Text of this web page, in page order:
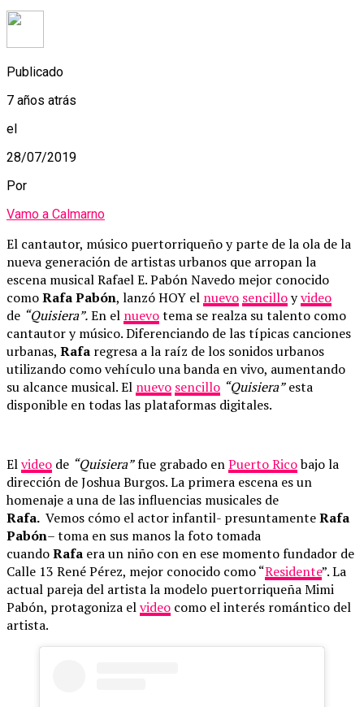
Publicado
7 años atrás
el
28/07/2019
Por
Vamo a Calmarno
El cantautor, músico puertorriqueño y parte de la ola de la
nueva generación de artistas urbanos que arropan la
escena musical Rafael E. Pabón Navedo mejor conocido
comoRafa Pabón, lanzó HOY el nuevo sencilloyvideo
de “Quisiera”.En el nuevotema se realza su talento como
cantautor y músico. Diferenciando de las típicas canciones
urbanas, Rafa regresa a la raíz de los sonidos urbanos
utilizando como vehículo una banda en vivo, aumentando
su alcance musical. El nuevo sencillo “Quisiera”esta
disponible en todas las plataformas digitales.
Elvideo de “Quisiera”fue grabado enPuerto Ricobajo la
dirección de Joshua Burgos. La primera escena es un
homenaje a una de las influencias musicales de
Rafa. Vemos cómo el actor infantil- presuntamenteRafa
Pabón– toma en sus manos la foto tomada
cuandoRafa era un niño con en ese momento fundador de
Calle 13 René Pérez, mejor conocido como “Residente”. La
actual pareja del artista la modelo puertorriqueña Mimi
Pabón, protagoniza elvideo como el interés romántico del
artista.